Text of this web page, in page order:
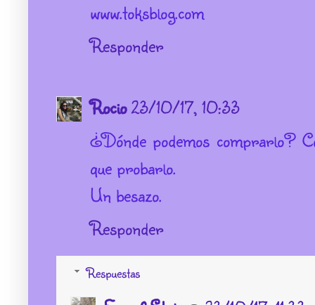
www.toksblog.com
Responder
Rocio23/10/17, 10:33
¿Dónde podemos comprarlo?
que probarlo.
Un besazo.
Responder
Respuestas